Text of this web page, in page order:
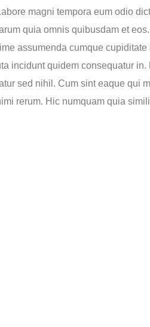
magni tempora eum odio
quia omnis quibusdam et
assumenda cumque cupiditate
incidunt quidem consequatur in.
sed nihil. Cum sint eaque qui
rerum. Hic numquam quia